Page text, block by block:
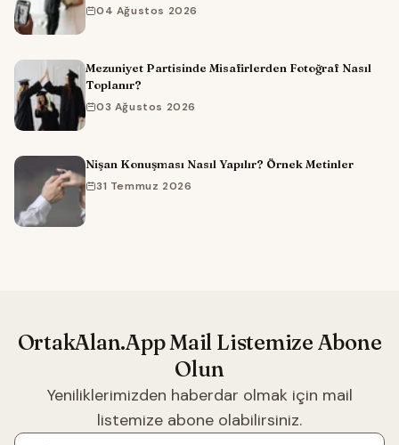
04 Ağustos 2026
Mezuniyet Partisinde Misafirlerden Fotoğraf Nasıl
Toplanır?
03 Ağustos 2026
Nişan Konuşması Nasıl Yapılır? Örnek Metinler
31 Temmuz 2026
OrtakAlan.App Mail Listemize Abone
Olun
Yeniliklerimizden haberdar olmak için mail
listemize abone olabilirsiniz.